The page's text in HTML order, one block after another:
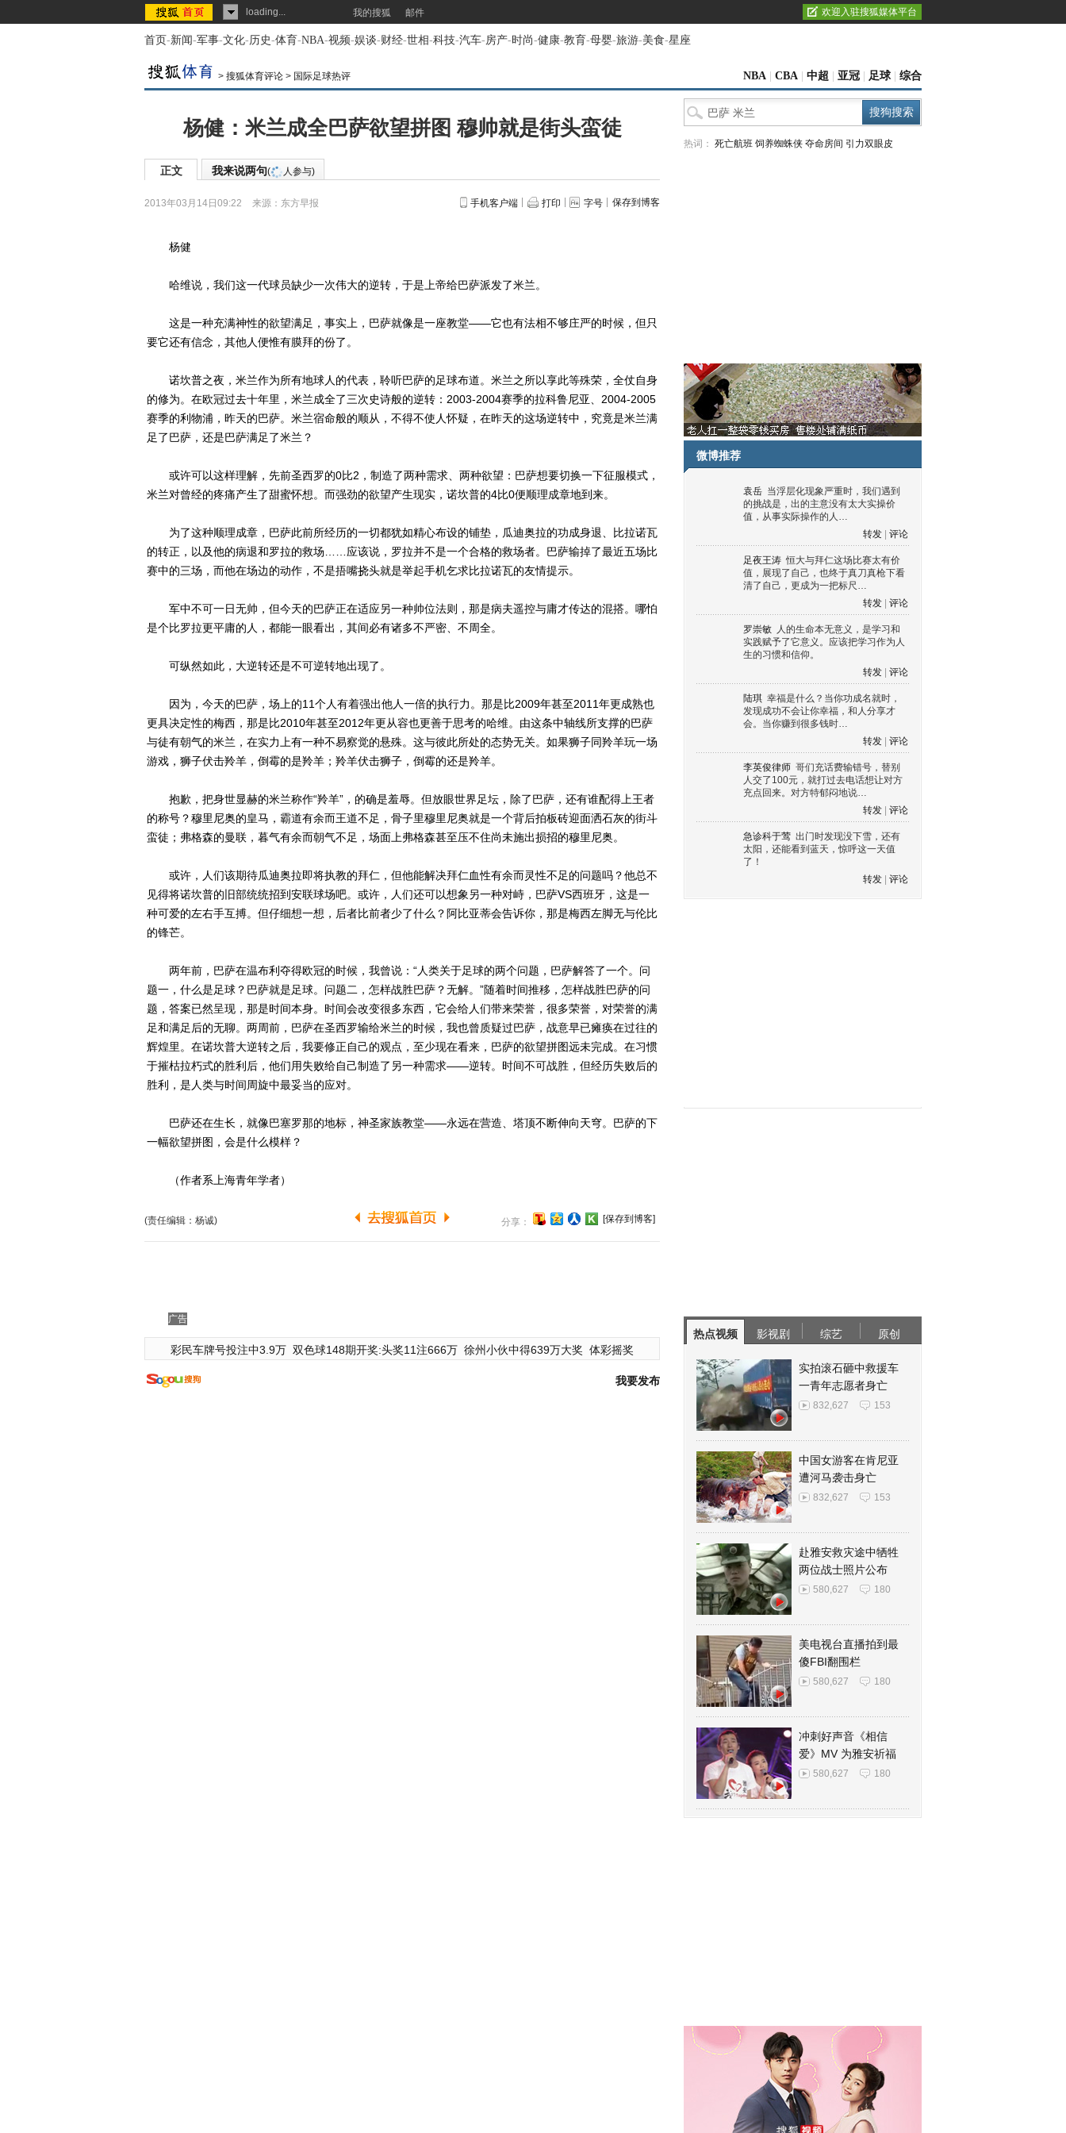
loading... 我的搜狐 邮件 欢迎入驻搜狐媒体平台
首页-新闻-军事-文化-历史-体育-NBA-视频-娱谈-财经-世相-科技-汽车-房产-时尚-健康-教育-母婴-旅游-美食-星座
> 搜狐体育评论 > 国际足球热评 NBA CBA 中超 亚冠 足球 综合
杨健：米兰成全巴萨欲望拼图 穆帅就是街头蛮徒
正文 我来说两句( 人参与)
2013年03月14日09:22 来源： 东方早报 手机客户端 打印 字号 保存到博客
杨健
哈维说，我们这一代球员缺少一次伟大的逆转，于是上帝给巴萨派发了米兰。
这是一种充满神性的欲望满足，事实上，巴萨就像是一座教堂——它也有法相不够庄严的时候，但只
要它还有信念，其他人便惟有膜拜的份了。
诺坎普之夜，米兰作为所有地球人的代表，聆听巴萨的足球布道。米兰之所以享此等殊荣，全仗自身
的修为。在欧冠过去十年里，米兰成全了三次史诗般的逆转：2003-2004赛季的拉科鲁尼亚、2004-2005
赛季的利物浦，昨天的巴萨。米兰宿命般的顺从，不得不使人怀疑，在昨天的这场逆转中，究竟是米兰满
足了巴萨，还是巴萨满足了米兰？
或许可以这样理解，先前圣西罗的0比2，制造了两种需求、两种欲望：巴萨想要切换一下征服模式，
米兰对曾经的疼痛产生了甜蜜怀想。而强劲的欲望产生现实，诺坎普的4比0便顺理成章地到来。
为了这种顺理成章，巴萨此前所经历的一切都犹如精心布设的铺垫，瓜迪奥拉的功成身退、比拉诺瓦
的转正，以及他的病退和罗拉的救场……应该说，罗拉并不是一个合格的救场者。巴萨输掉了最近五场比
赛中的三场，而他在场边的动作，不是捂嘴挠头就是举起手机乞求比拉诺瓦的友情提示。
军中不可一日无帅，但今天的巴萨正在适应另一种帅位法则，那是病夫遥控与庸才传达的混搭。哪怕
是个比罗拉更平庸的人，都能一眼看出，其间必有诸多不严密、不周全。
可纵然如此，大逆转还是不可逆转地出现了。
因为，今天的巴萨，场上的11个人有着强出他人一倍的执行力。那是比2009年甚至2011年更成熟也
更具决定性的梅西，那是比2010年甚至2012年更从容也更善于思考的哈维。由这条中轴线所支撑的巴萨
与徒有朝气的米兰，在实力上有一种不易察觉的悬殊。这与彼此所处的态势无关。如果狮子同羚羊玩一场
游戏，狮子伏击羚羊，倒霉的是羚羊；羚羊伏击狮子，倒霉的还是羚羊。
抱歉，把身世显赫的米兰称作“羚羊”，的确是羞辱。但放眼世界足坛，除了巴萨，还有谁配得上王者
的称号？穆里尼奥的皇马，霸道有余而王道不足，骨子里穆里尼奥就是一个背后拍板砖迎面洒石灰的街斗
蛮徒；弗格森的曼联，暮气有余而朝气不足，场面上弗格森甚至压不住尚未施出损招的穆里尼奥。
或许，人们该期待瓜迪奥拉即将执教的拜仁，但他能解决拜仁血性有余而灵性不足的问题吗？他总不
见得将诺坎普的旧部统统招到安联球场吧。或许，人们还可以想象另一种对峙，巴萨VS西班牙，这是一
种可爱的左右手互搏。但仔细想一想，后者比前者少了什么？阿比亚蒂会告诉你，那是梅西左脚无与伦比
的锋芒。
两年前，巴萨在温布利夺得欧冠的时候，我曾说：“人类关于足球的两个问题，巴萨解答了一个。问
题一，什么是足球？巴萨就是足球。问题二，怎样战胜巴萨？无解。”随着时间推移，怎样战胜巴萨的问
题，答案已然呈现，那是时间本身。时间会改变很多东西，它会给人们带来荣誉，很多荣誉，对荣誉的满
足和满足后的无聊。两周前，巴萨在圣西罗输给米兰的时候，我也曾质疑过巴萨，战意早已瘫痪在过往的
辉煌里。在诺坎普大逆转之后，我要修正自己的观点，至少现在看来，巴萨的欲望拼图远未完成。在习惯
于摧枯拉朽式的胜利后，他们用失败给自己制造了另一种需求——逆转。时间不可战胜，但经历失败后的
胜利，是人类与时间周旋中最妥当的应对。
巴萨还在生长，就像巴塞罗那的地标，神圣家族教堂——永远在营造、塔顶不断伸向天穹。巴萨的下
一幅欲望拼图，会是什么模样？
（作者系上海青年学者）
(责任编辑：杨诚) 分享： [保存到博客]
广告
彩民车牌号投注中3.9万 双色球148期开奖:头奖11注666万 徐州小伙中得639万大奖 体彩摇奖
我要发布
热词： 死亡航班 饲养蜘蛛侠 夺命房间 引力双眼皮
微博推荐
袁岳 当浮层化现象严重时，我们遇到
的挑战是，出的主意没有太大实操价
值，从事实际操作的人…
转发
评论
足夜王涛 恒大与拜仁这场比赛太有价
值，展现了自己，也终于真刀真枪下看
清了自己，更成为一把标尺…
转发
评论
罗崇敏 人的生命本无意义，是学习和
实践赋予了它意义。应该把学习作为人
生的习惯和信仰。
转发
评论
陆琪 幸福是什么？当你功成名就时，
发现成功不会让你幸福，和人分享才
会。当你赚到很多钱时…
转发
评论
李英俊律师 哥们充话费输错号，替别
人交了100元，就打过去电话想让对方
充点回来。对方特郁闷地说…
转发
评论
急诊科于莺 出门时发现没下雪，还有
太阳，还能看到蓝天，惊呼这一天值
了！
转发
评论
热点视频 影视剧 综艺 原创
实拍滚石砸中救援车
一青年志愿者身亡
832,627 153
中国女游客在肯尼亚
遭河马袭击身亡
832,627 153
赴雅安救灾途中牺牲
两位战士照片公布
580,627 180
美电视台直播拍到最
傻FBI翻围栏
580,627 180
冲刺好声音《相信
爱》MV 为雅安祈福
580,627 180